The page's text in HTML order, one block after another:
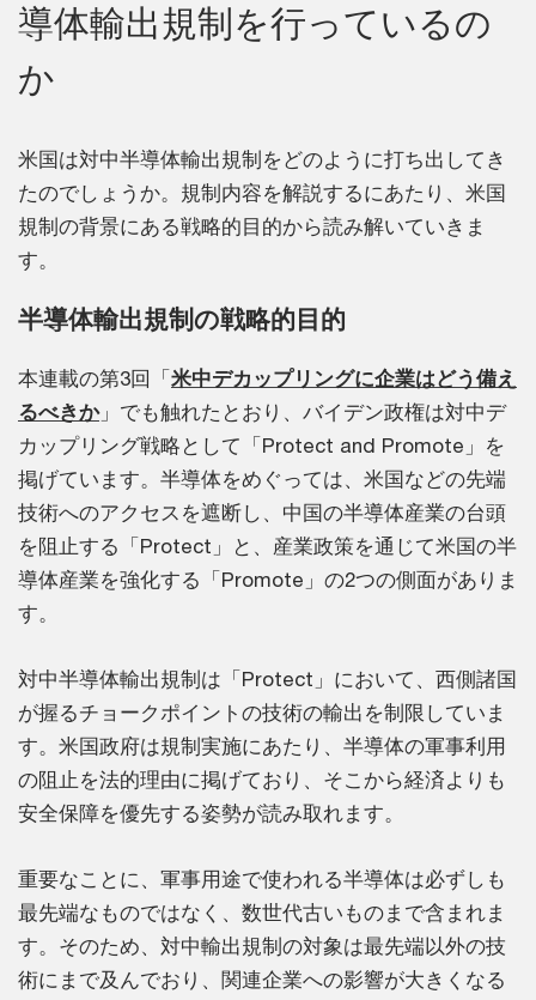
導体輸出規制を行っているの
か
米国は対中半導体輸出規制をどのように打ち出してき
たのでしょうか。規制内容を解説するにあたり、米国
規制の背景にある戦略的目的から読み解いていきま
す。
半導体輸出規制の戦略的目的
本連載の第3回「 米中デカップリングに企業はどう備え
るべきか」でも触れたとおり、バイデン政権は対中デ
カップリング戦略として「Protect and Promote」を
掲げています。半導体をめぐっては、米国などの先端
技術へのアクセスを遮断し、中国の半導体産業の台頭
を阻止する「Protect」と、産業政策を通じて米国の半
導体産業を強化する「Promote」の2つの側面がありま
す。
対中半導体輸出規制は「Protect」において、西側諸国
が握るチョークポイントの技術の輸出を制限していま
す。米国政府は規制実施にあたり、半導体の軍事利用
の阻止を法的理由に掲げており、そこから経済よりも
安全保障を優先する姿勢が読み取れます。
重要なことに、軍事用途で使われる半導体は必ずしも
最先端なものではなく、数世代古いものまで含まれま
す。そのため、対中輸出規制の対象は最先端以外の技
術にまで及んでおり、関連企業への影響が大きくなる